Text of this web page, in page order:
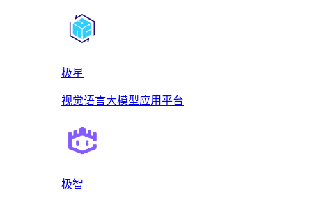
极星
视觉语言大模型应用平台
极智